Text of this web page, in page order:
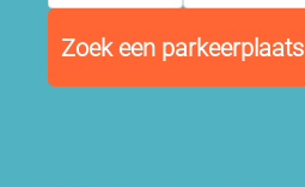
Zoek een parkeerplaats